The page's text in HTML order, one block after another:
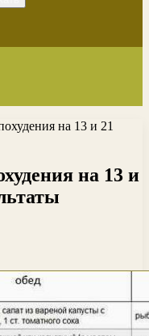
на 13 и 21
на 13 и